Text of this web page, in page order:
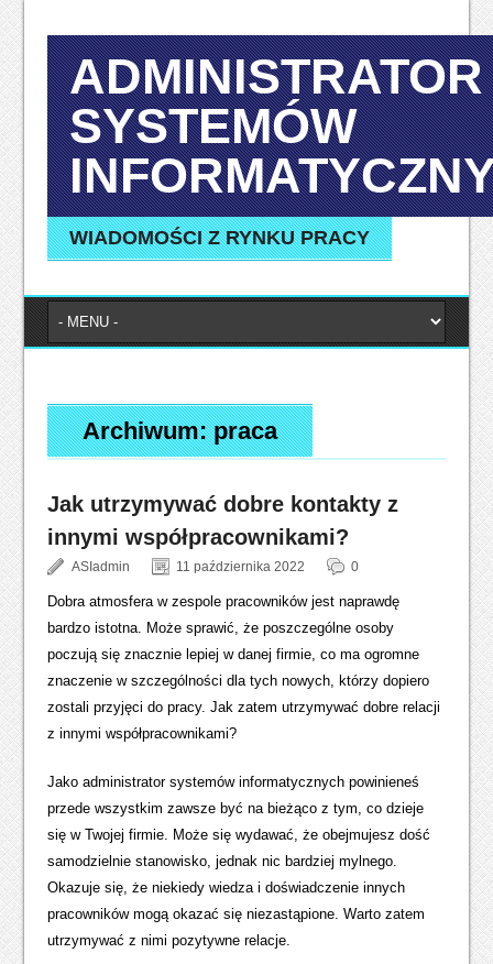
ADMINISTRATOR
SYSTEMÓW
WIADOMOŚCI Z RYNKU PRACY
Archiwum:praca
Jak utrzymywać dobre kontakty z
innymi współpracownikami?
ASIadmin 11 października 2022 0
Dobra atmosfera w zespole pracowników jest naprawdę
bardzo istotna. Może sprawić, że poszczególne osoby
poczują się znacznie lepiej w danej firmie, co ma ogromne
znaczenie w szczególności dla tych nowych, którzy dopiero
zostali przyjęci do pracy. Jak zatem utrzymywać dobre relacji
z innymi współpracownikami?
Jako administrator systemów informatycznych powinieneś
przede wszystkim zawsze być na bieżąco z tym, co dzieje
się w Twojej firmie. Może się wydawać, że obejmujesz dość
samodzielnie stanowisko, jednak nic bardziej mylnego.
Okazuje się, że niekiedy wiedza i doświadczenie innych
pracowników mogą okazać się niezastąpione. Warto zatem
utrzymywać z nimi pozytywne relacje.